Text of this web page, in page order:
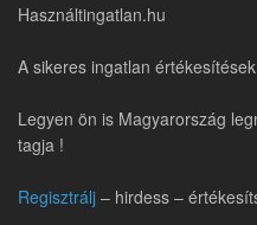
Használtingatlan.hu
A sikeres ingatlan
Legyen ön is Magyarország
tagja !
Regisztrálj – hirdess –